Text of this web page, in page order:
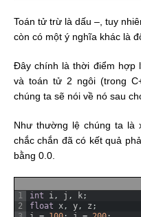
Toán tử trừ là dấu –, tuy
còn có một ý nghĩa khác là
Đây chính là thời điểm hợp
và toán tử 2 ngôi (trong
chúng ta sẽ nói về nó sau
Như thường lệ chúng ta là
chắc chắn đã có kết quả
bằng 0.0.
1
2
int i, j , k;
float x, y, z ;